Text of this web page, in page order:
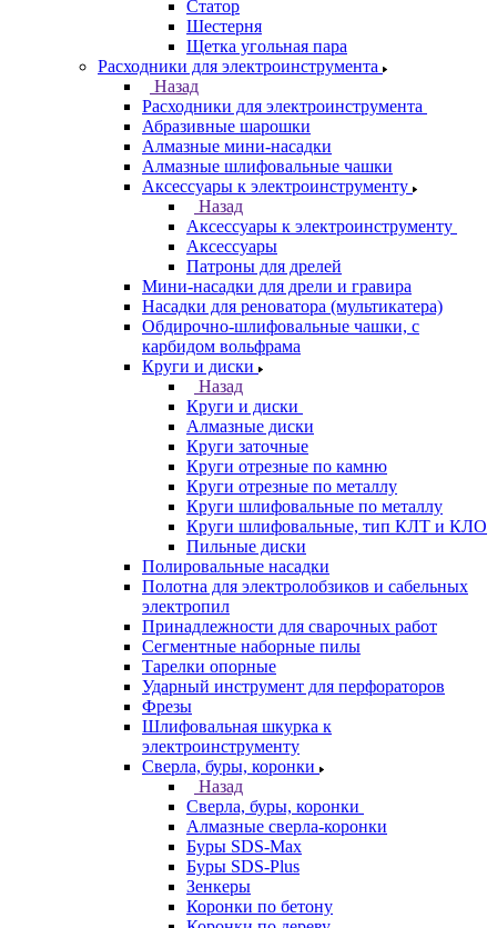
Статор
Шестерня
Щетка угольная пара
Расходники для электроинструмента
Назад
Расходники для электроинструмента
Абразивные шарошки
Алмазные мини-насадки
Алмазные шлифовальные чашки
Аксессуары к электроинструменту
Назад
Аксессуары к электроинструменту
Аксессуары
Патроны для дрелей
Мини-насадки для дрели и гравира
Насадки для реноватора (мультикатера)
Обдирочно-шлифовальные чашки, с
карбидом вольфрама
Круги и диски
Назад
Круги и диски
Алмазные диски
Круги заточные
Круги отрезные по камню
Круги отрезные по металлу
Круги шлифовальные по металлу
Круги шлифовальные, тип КЛТ и КЛО
Пильные диски
Полировальные насадки
Полотна для электролобзиков и сабельных
электропил
Принадлежности для сварочных работ
Сегментные наборные пилы
Тарелки опорные
Ударный инструмент для перфораторов
Фрезы
Шлифовальная шкурка к
электроинструменту
Сверла, буры, коронки
Назад
Сверла, буры, коронки
Алмазные сверла-коронки
Буры SDS-Max
Буры SDS-Plus
Зенкеры
Коронки по бетону